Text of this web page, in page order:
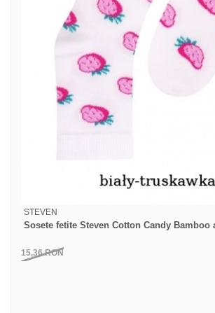
STEVEN
Sosete fetite Steven Cotton Candy Bamboo
15,36RON